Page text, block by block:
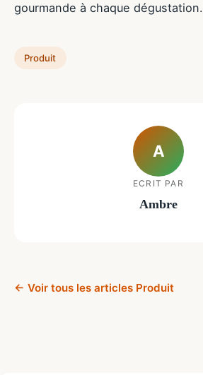
gourmande à chaque dégustation.
Produit
A
ECRIT PAR
Ambre
← Voir tous les articles Produit